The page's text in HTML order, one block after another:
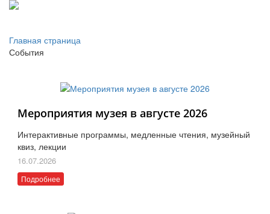
Главная страница
События
Мероприятия музея в августе 2026
Интерактивные программы, медленные чтения, музейный
квиз, лекции
16.07.2026
Подробнее